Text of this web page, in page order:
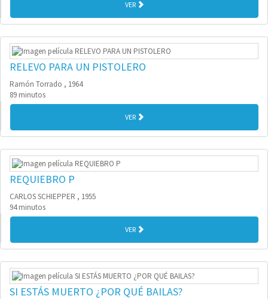
VER
RELEVO PARA UN PISTOLERO
Ramón Torrado , 1964
89 minutos
VER
REQUIEBRO P
CARLOS SCHIEPPER , 1955
94 minutos
VER
SI ESTÁS MUERTO ¿POR QUÉ BAILAS?